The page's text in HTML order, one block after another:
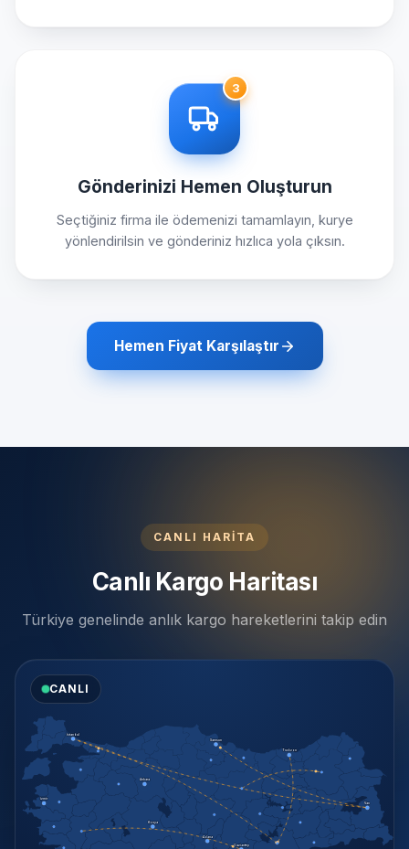
3
Gönderinizi Hemen Oluşturun
Seçtiğiniz firma ile ödemenizi tamamlayın, kurye
yönlendirilsin ve gönderiniz hızlıca yola çıksın.
Hemen Fiyat Karşılaştır
CANLI HARİTA
Canlı Kargo Haritası
Türkiye genelinde anlık kargo hareketlerini takip edin
CANLI
İstanbul
Ankara
İzmir
Adana
Samsun
Trabzon
Gaziantep
Van
Konya